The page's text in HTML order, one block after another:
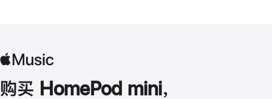
购买 HomePod mini，